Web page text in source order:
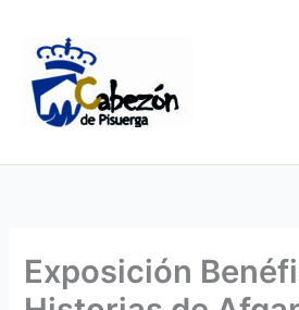
contenido
Exposición